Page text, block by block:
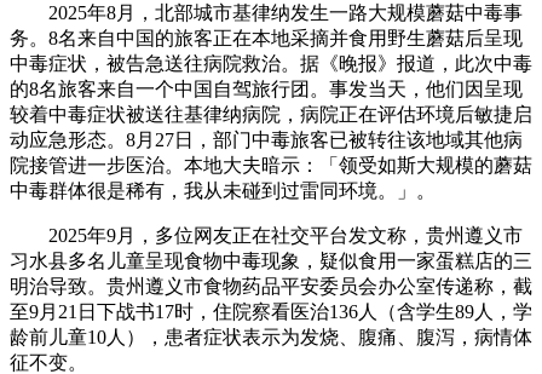
2025年8月，北部城市基律纳发生一路大规模蘑菇中毒事
务。8名来自中国的旅客正在本地采摘并食用野生蘑菇后呈现
中毒症状，被告急送往病院救治。据《晚报》报道，此次中毒
的8名旅客来自一个中国自驾旅行团。事发当天，他们因呈现
较着中毒症状被送往基律纳病院，病院正在评估环境后敏捷启
动应急形态。8月27日，部门中毒旅客已被转往该地域其他病
院接管进一步医治。本地大夫暗示：「领受如斯大规模的蘑菇
中毒群体很是稀有，我从未碰到过雷同环境。」。
2025年9月，多位网友正在社交平台发文称，贵州遵义市
习水县多名儿童呈现食物中毒现象，疑似食用一家蛋糕店的三
明治导致。贵州遵义市食物药品平安委员会办公室传递称，截
至9月21日下战书17时，住院察看医治136人（含学生89人，学
龄前儿童10人），患者症状表示为发烧、腹痛、腹泻，病情体
征不变。